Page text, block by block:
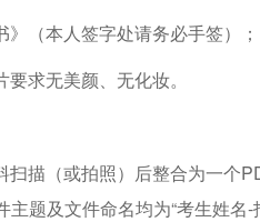
（本人签字处请务必手签）；
求无美颜、无化妆。
描（或拍照）后整合为一个
题及文件命名均为“考生姓名-